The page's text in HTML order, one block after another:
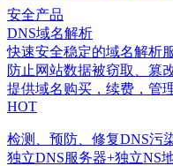
安全产品
DNS域名解析
快速安全稳定的域名解析
防止网站数据被窃取、篡
提供域名购买，续费，管
HOT
检测、预防、修复DNS污
独立DNS服务器+独立NS